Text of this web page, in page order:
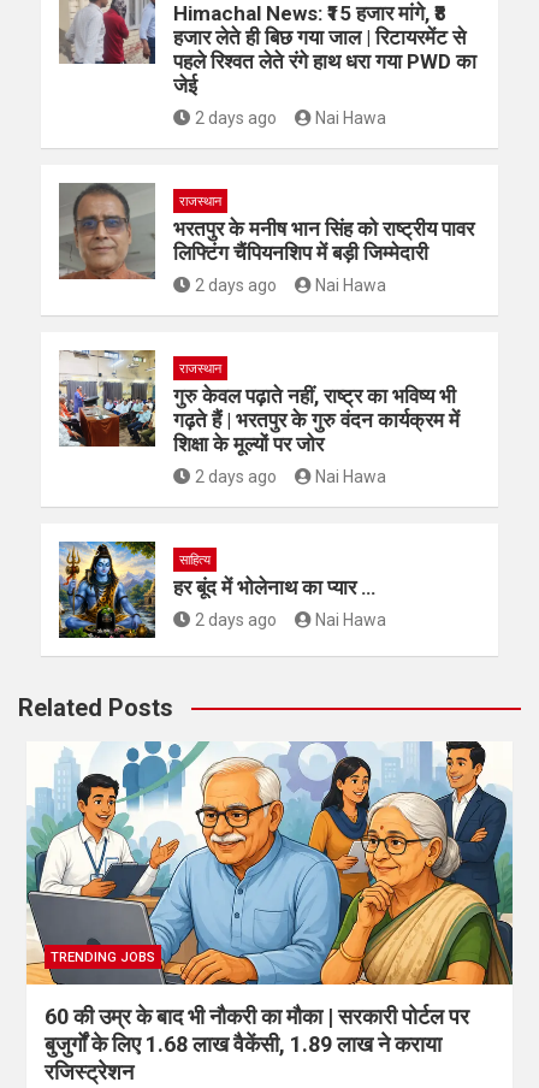
Himachal News: ₹15 हजार मांगे, ₹8
हजार लेते ही बिछ गया जाल | रिटायरमेंट से
पहले रिश्वत लेते रंगे हाथ धरा गया PWD का
जेई
2 days ago Nai Hawa
राजस्थान
भरतपुर के मनीष भान सिंह को राष्ट्रीय पावर
लिफ्टिंग चैंपियनशिप में बड़ी जिम्मेदारी
2 days ago Nai Hawa
राजस्थान
गुरु केवल पढ़ाते नहीं, राष्ट्र का भविष्य भी
गढ़ते हैं | भरतपुर के गुरु वंदन कार्यक्रम में
शिक्षा के मूल्यों पर जोर
2 days ago Nai Hawa
साहित्य
हर बूंद में भोलेनाथ का प्यार …
2 days ago Nai Hawa
Related Posts
TRENDING JOBS
60 की उम्र के बाद भी नौकरी का मौका | सरकारी पोर्टल पर
बुजुर्गों के लिए 1.68 लाख वैकेंसी, 1.89 लाख ने कराया
रजिस्ट्रेशन